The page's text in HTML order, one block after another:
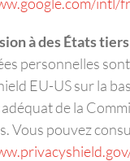
à des États tiers
personnelles
EU-US sur la
de la
Vous pouvez